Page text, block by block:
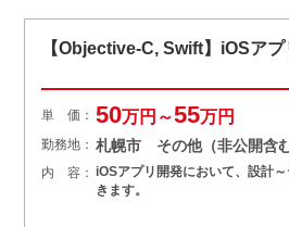
【Objective-C, Swift】iOSア
単 価： 50万円～55万円
勤務地： 札幌市 その他（非公開含む
内 容： iOSアプリ開発において、設計
きます。